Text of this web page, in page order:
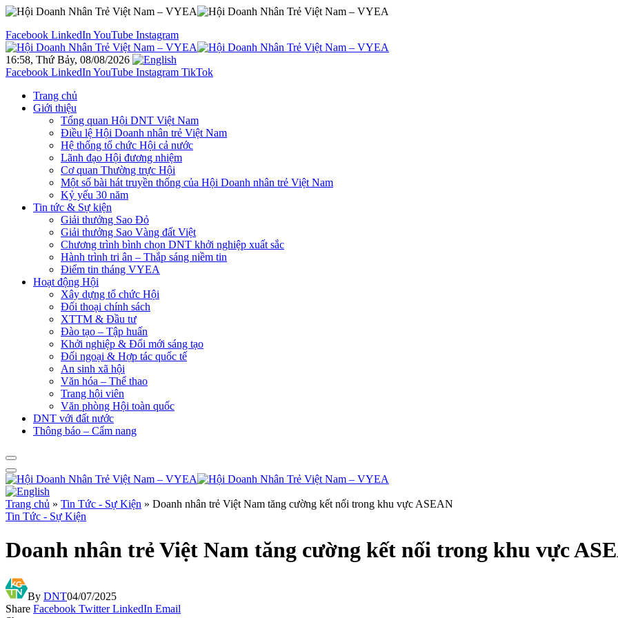
Facebook LinkedIn YouTube Instagram
16:58, Thứ Bảy, 08/08/2026
Facebook LinkedIn YouTube Instagram TikTok
Trang chủ
Giới thiệu
Tổng quan Hội DNT Việt Nam
Điều lệ Hội Doanh nhân trẻ Việt Nam
Hệ thống tổ chức Hội cả nước
Lãnh đạo Hội đương nhiệm
Cơ quan Thường trực Hội
Một số bài hát truyền thống của Hội Doanh nhân trẻ Việt Nam
Kỷ yếu 30 năm
Tin tức & Sự kiện
Giải thưởng Sao Đỏ
Giải thưởng Sao Vàng đất Việt
Chương trình bình chọn DNT khởi nghiệp xuất sắc
Hành trình tri ân – Thắp sáng niềm tin
Điểm tin tháng VYEA
Hoạt động Hội
Xây dựng tổ chức Hội
Đối thoại chính sách
XTTM & Đầu tư
Đào tạo – Tập huấn
Khởi nghiệp & Đổi mới sáng tạo
Đối ngoại & Hợp tác quốc tế
An sinh xã hội
Văn hóa – Thể thao
Trang hội viên
Văn phòng Hội toàn quốc
DNT với đất nước
Thông báo – Cẩm nang
Trang chủ » Tin Tức - Sự Kiện » Doanh nhân trẻ Việt Nam tăng cường kết nối trong khu vực ASEAN
Tin Tức - Sự Kiện
Doanh nhân trẻ Việt Nam tăng cường kết nối trong khu vực
By DNT04/07/2025
Share Facebook Twitter LinkedIn Email